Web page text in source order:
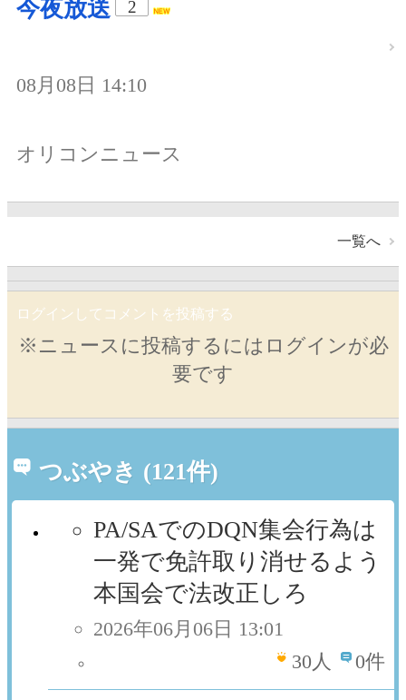
今夜放送 2
08月08日 14:10
オリコンニュース
一覧へ
ログインしてコメントを投稿する
※ニュースに投稿するにはログインが必
要です
つぶやき (121件)
PA/SAでのDQN集会行為は
一発で免許取り消せるよう
本国会で法改正しろ
2026年06月06日 13:01
30 人 0件